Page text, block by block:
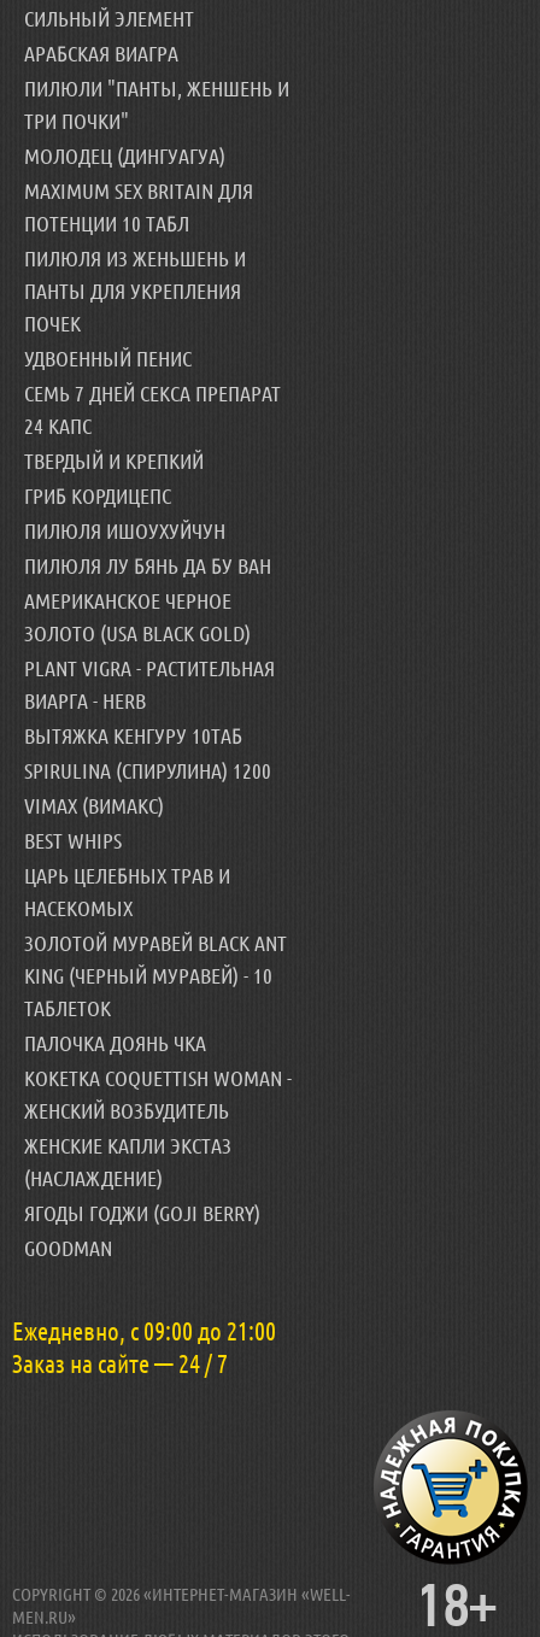
СИЛЬНЫЙ ЭЛЕМЕНТ
АРАБСКАЯ ВИАГРА
ПИЛЮЛИ "ПАНТЫ, ЖЕНШЕНЬ И
ТРИ ПОЧКИ"
МОЛОДЕЦ (ДИНГУАГУА)
MAXIMUM SEX BRITAIN ДЛЯ
ПОТЕНЦИИ 10 ТАБЛ
ПИЛЮЛЯ ИЗ ЖЕНЬШЕНЬ И
ПАНТЫ ДЛЯ УКРЕПЛЕНИЯ
ПОЧЕК
УДВОЕННЫЙ ПЕНИС
СЕМЬ 7 ДНЕЙ СЕКСА ПРЕПАРАТ
24 КАПС
ТВЕРДЫЙ И КРЕПКИЙ
ГРИБ КОРДИЦЕПС
ПИЛЮЛЯ ИШОУХУЙЧУН
ПИЛЮЛЯ ЛУ БЯНЬ ДА БУ ВАН
АМЕРИКАНСКОЕ ЧЕРНОЕ
ЗОЛОТО (USA BLACK GOLD)
PLANT VIGRA - РАСТИТЕЛЬНАЯ
ВИАРГА - HERB
ВЫТЯЖКА КЕНГУРУ 10ТАБ
SPIRULINA (СПИРУЛИНА) 1200
VIMAX (ВИМАКС)
BEST WHIPS
ЦАРЬ ЦЕЛЕБНЫХ ТРАВ И
НАСЕКОМЫХ
ЗОЛОТОЙ МУРАВЕЙ BLACK ANT
KING (ЧЕРНЫЙ МУРАВЕЙ) - 10
ТАБЛЕТОК
ПАЛОЧКА ДОЯНЬ ЧКА
КОКЕТКА COQUETTISH WOMAN -
ЖЕНСКИЙ ВОЗБУДИТЕЛЬ
ЖЕНСКИЕ КАПЛИ ЭКСТАЗ
(НАСЛАЖДЕНИЕ)
ЯГОДЫ ГОДЖИ (GOJI BERRY)
GOODMAN
Ежедневно, с 09:00 до 21:00
Заказ на сайте — 24 / 7
18+
COPYRIGHT © 2026 «ИНТЕРНЕТ-МАГАЗИН «WELL-
MEN.RU»